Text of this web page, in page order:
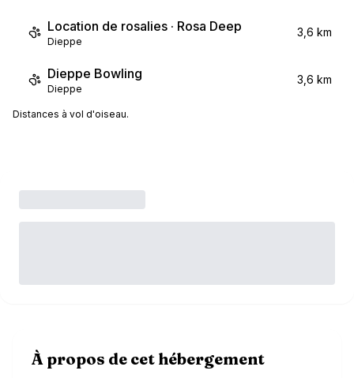
Location de rosalies · Rosa Deep
Dieppe
3,6 km
Dieppe Bowling
Dieppe
3,6 km
Distances à vol d'oiseau.
À propos de cet hébergement